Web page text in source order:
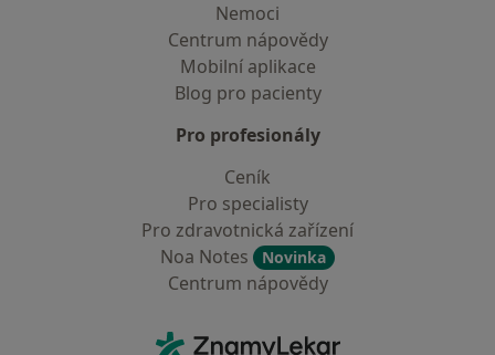
Nemoci
Centrum nápovědy
Mobilní aplikace
Blog pro pacienty
Pro profesionály
Ceník
Pro specialisty
Pro zdravotnická zařízení
Noa Notes
Novinka
Centrum nápovědy
ZnamyLekar - Hlavní stránka